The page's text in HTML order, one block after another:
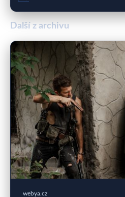
Další z archivu
webya.cz